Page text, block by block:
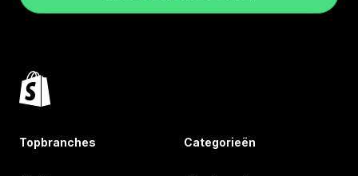
Topbranches Categorieën